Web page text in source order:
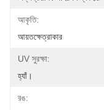
আকৃতি:
আয়তক্ষেত্রাকার
UV সুরক্ষা:
হ্যাঁ।
রঙ: